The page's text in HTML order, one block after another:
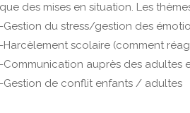
que des mises en situation. Les
-Gestion du stress/gestion des
-Harcèlement scolaire (comment
-Communication auprès des adultes
-Gestion de conflit enfants / adultes